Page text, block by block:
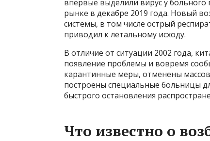
впервые выделили вирус у
рынке в декабре 2019 года. Новый
системы, в том числе острый
приводил к летальному исходу.
В отличие от ситуации 2002 года,
появление проблемы и вовремя
карантинные меры, отменены
построены специальные больницы
быстрого остановления
Что известно о